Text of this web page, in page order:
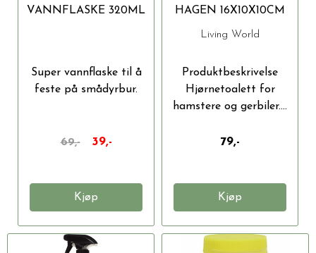
VANNFLASKE 320ML
Super vannflaske til å
feste på smådyrbur.
69,- 39,-
Kjøp
HAGEN 16X10X10CM
Living World
Produktbeskrivelse
Hjørnetoalett for
hamstere og gerbiler....
79,-
Kjøp